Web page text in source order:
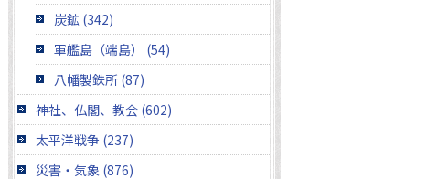
炭鉱 (342)
軍艦島（端島） (54)
八幡製鉄所 (87)
神社、仏閣、教会 (602)
太平洋戦争 (237)
災害・気象 (876)